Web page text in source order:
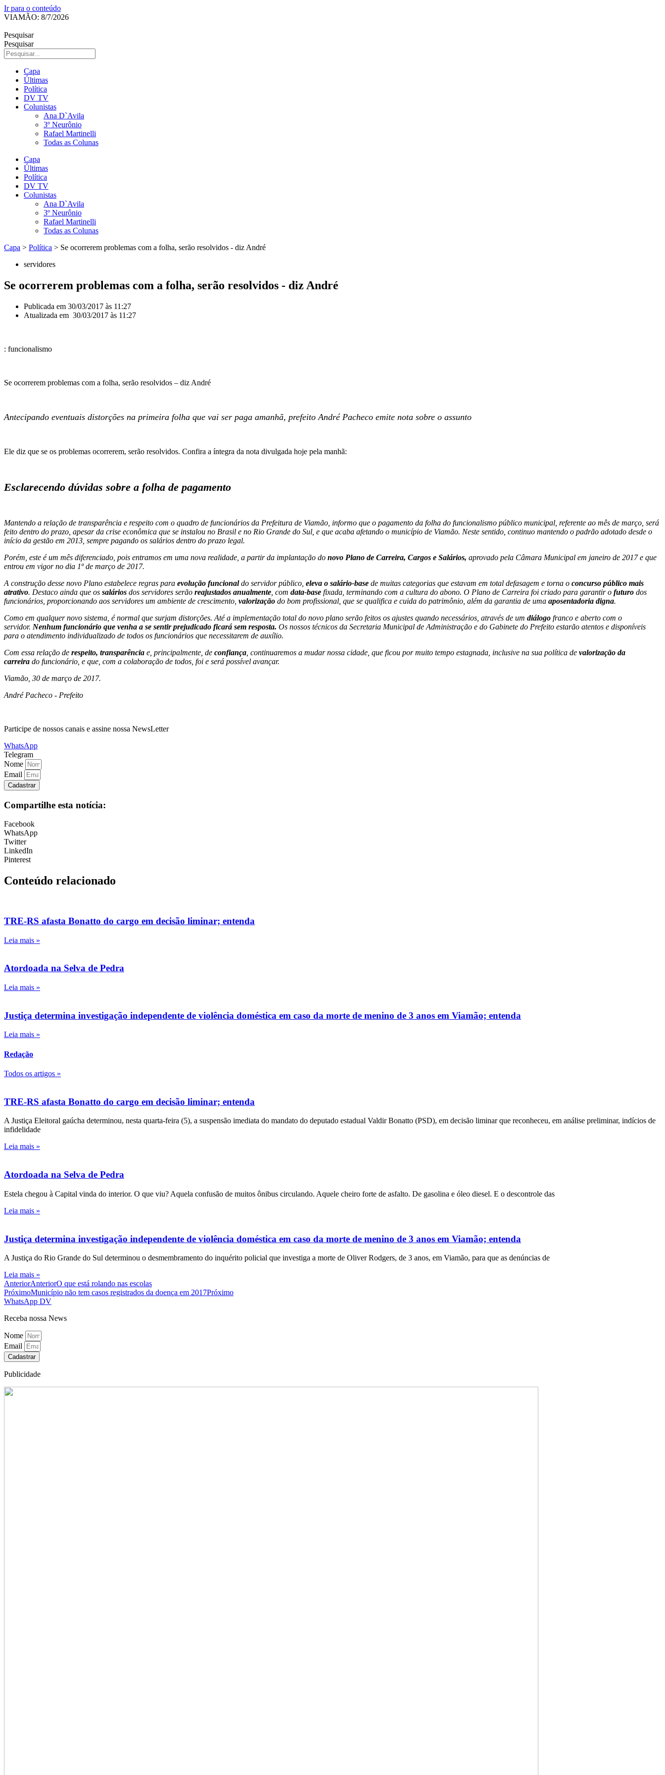
Ir para o conteúdo
VIAMÃO: 8/7/2026
Pesquisar
Pesquisar
Capa
Últimas
Política
DV TV
Colunistas
Ana D`Avila
3º Neurônio
Rafael Martinelli
Todas as Colunas
Capa
Últimas
Política
DV TV
Colunistas
Ana D`Avila
3º Neurônio
Rafael Martinelli
Todas as Colunas
Capa > Política > Se ocorrerem problemas com a folha, serão resolvidos - diz André
servidores
Se ocorrerem problemas com a folha, serão resolvidos - diz André
Publicada em 30/03/2017 às 11:27
Atualizada em 30/03/2017 às 11:27
: funcionalismo
Se ocorrerem problemas com a folha, serão resolvidos – diz André
Antecipando eventuais distorções na primeira folha que vai ser paga amanhã, prefeito André Pacheco emite nota sobre o assunto
Ele diz que se os problemas ocorrerem, serão resolvidos. Confira a íntegra da nota divulgada hoje pela manhã:
Esclarecendo dúvidas sobre a folha de pagamento
Mantendo a relação de transparência e respeito com o quadro de funcionários da Prefeitura de Viamão, informo que o pagamento da folha do funcionalismo público municipal, referente ao mês de março, será
feito dentro do prazo, apesar da crise econômica que se instalou no Brasil e no Rio Grande do Sul, e que acaba afetando o município de Viamão. Neste sentido, continuo mantendo o padrão adotado desde o
início da gestão em 2013, sempre pagando os salários dentro do prazo legal.
Porém, este é um mês diferenciado, pois entramos em uma nova realidade, a partir da implantação do novo Plano de Carreira, Cargos e Salários, aprovado pela Câmara Municipal em janeiro de 2017 e que
entrou em vigor no dia 1º de março de 2017.
A construção desse novo Plano estabelece regras para evolução funcionaldo servidor público, eleva o salário-base de muitas categorias que estavam em total defasagem e torna o concurso público mais
atrativo. Destaco ainda que os salários dos servidores serão reajustados anualmente , com data-base fixada, terminando com a cultura do abono. O Plano de Carreira foi criado para garantir o futuro dos
funcionários, proporcionando aos servidores um ambiente de crescimento, valorização do bom profissional, que se qualifica e cuida do patrimônio, além da garantia de uma aposentadoria digna.
Como em qualquer novo sistema, é normal que surjam distorções. Até a implementação total do novo plano serão feitos os ajustes quando necessários, através de um diálogo franco e aberto com o
servidor. Nenhum funcionário que venha a se sentir prejudicado ficará sem resposta. Os nossos técnicos da Secretaria Municipal de Administração e do Gabinete do Prefeito estarão atentos e disponíveis
para o atendimento individualizado de todos os funcionários que necessitarem de auxílio.
Com essa relação de respeito, transparência e, principalmente, de confiança , continuaremos a mudar nossa cidade, que ficou por muito tempo estagnada, inclusive na sua política de valorização da
carreira do funcionário, e que, com a colaboração de todos, foi e será possível avançar.
Viamão, 30 de março de 2017.
André Pacheco - Prefeito
Participe de nossos canais e assine nossa NewsLetter
WhatsApp
Telegram
Nome
Email
Cadastrar
Compartilhe esta notícia:
Facebook
WhatsApp
Twitter
LinkedIn
Pinterest
Conteúdo relacionado
TRE-RS afasta Bonatto do cargo em decisão liminar; entenda
Leia mais »
Atordoada na Selva de Pedra
Leia mais »
Justiça determina investigação independente de violência doméstica em caso da morte de menino de 3 anos em Viamão; entenda
Leia mais »
Redação
Todos os artigos »
TRE-RS afasta Bonatto do cargo em decisão liminar; entenda
A Justiça Eleitoral gaúcha determinou, nesta quarta-feira (5), a suspensão imediata do mandato do deputado estadual Valdir Bonatto (PSD), em decisão liminar que reconheceu, em análise preliminar, indícios de
infidelidade
Leia mais »
Atordoada na Selva de Pedra
Estela chegou à Capital vinda do interior. O que viu? Aquela confusão de muitos ônibus circulando. Aquele cheiro forte de asfalto. De gasolina e óleo diesel. E o descontrole das
Leia mais »
Justiça determina investigação independente de violência doméstica em caso da morte de menino de 3 anos em Viamão; entenda
A Justiça do Rio Grande do Sul determinou o desmembramento do inquérito policial que investiga a morte de Oliver Rodgers, de 3 anos, em Viamão, para que as denúncias de
Leia mais »
AnteriorAnteriorO que está rolando nas escolas
PróximoMunicípio não tem casos registrados da doença em 2017Próximo
WhatsApp DV
Receba nossa News
Nome
Email
Cadastrar
Publicidade